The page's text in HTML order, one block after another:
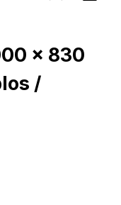
x 830
/